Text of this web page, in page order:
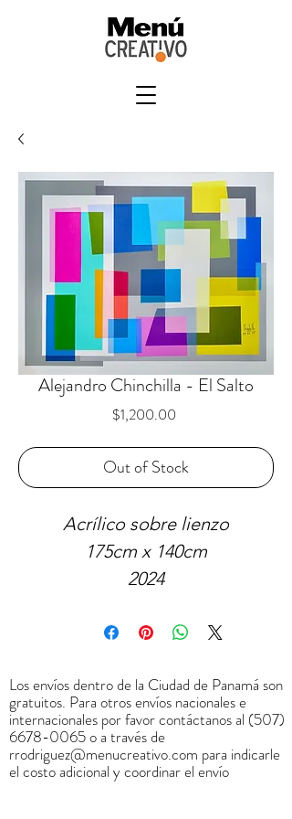
Alejandro Chinchilla - El Salto
$1,200.00Price
Out of Stock
Acrílico sobre lienzo
175cm x 140cm
2024
Los envíos dentro de la Ciudad de Panamá son
gratuitos. Para otros envíos nacionales e
internacionales por favor contáctanos al (507)
6678-0065o a través de
rrodriguez@menucreativo.com para indicarle
el costo adicional y coordinar el envío